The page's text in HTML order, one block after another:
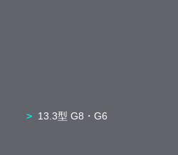
13.3型 G8・G6